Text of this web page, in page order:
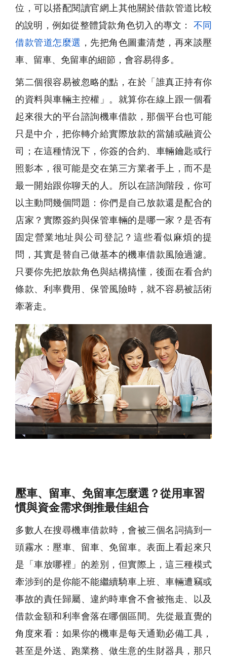
位，可以搭配閱讀官網上其他關於借款管道比較
的說明，例如從整體貸款角色切入的專文：
不同
借款管道怎麼選 ，先把角色圖畫清楚，再來談壓
車、留車、免留車的細節，會容易得多。
第二個很容易被忽略的點，在於「誰真正持有你
的資料與車輛主控權」。就算你在線上跟一個看
起來很大的平台諮詢機車借款，那個平台也可能
只是中介，把你轉介給實際放款的當舖或融資公
司；在這種情況下，你簽的合約、車輛鑰匙或行
照影本，很可能是交在第三方業者手上，而不是
最一開始跟你聊天的人。所以在諮詢階段，你可
以主動問幾個問題：你們是自己放款還是配合的
店家？實際簽約與保管車輛的是哪一家？是否有
固定營業地址與公司登記？這些看似麻煩的提
問，其實是替自己做基本的機車借款風險過濾。
只要你先把放款角色與結構搞懂，後面在看合約
條款、利率費用、保管風險時，就不容易被話術
牽著走。
壓車、留車、免留車怎麼選？從用車習
慣與資金需求倒推最佳組合
多數人在搜尋機車借款時，會被三個名詞搞到一
頭霧水：壓車、留車、免留車。表面上看起來只
是「車放哪裡」的差別，但實際上，這三種模式
牽涉到的是你能不能繼續騎車上班、車輛遭竊或
事故的責任歸屬、違約時車會不會被拖走、以及
借款金額和利率會落在哪個區間。先從最直覺的
角度來看：如果你的機車是每天通勤必備工具，
甚至是外送、跑業務、做生意的生財器具，那只